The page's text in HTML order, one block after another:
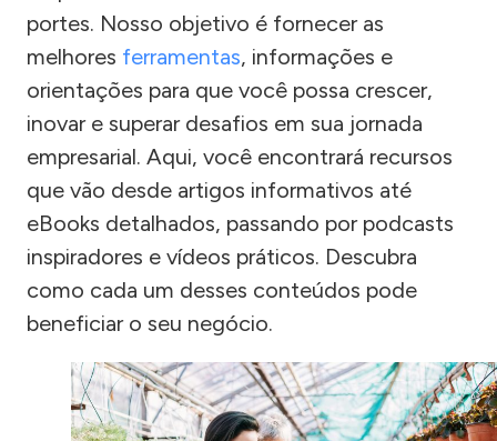
portes. Nosso objetivo é fornecer as
melhores ferramentas, informações e
orientações para que você possa crescer,
inovar e superar desafios em sua jornada
empresarial. Aqui, você encontrará recursos
que vão desde artigos informativos até
eBooks detalhados, passando por podcasts
inspiradores e vídeos práticos. Descubra
como cada um desses conteúdos pode
beneficiar o seu negócio.